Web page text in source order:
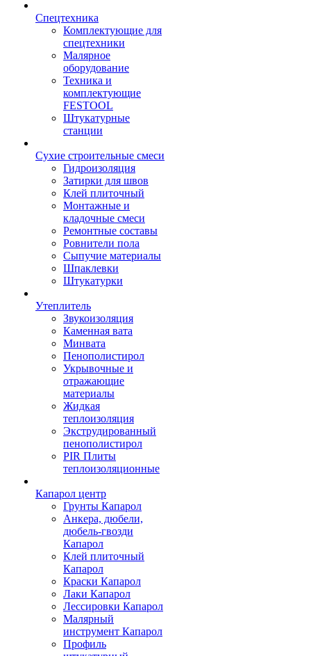
Спецтехника
Комплектующие для
спецтехники
Малярное
оборудование
Техника и
комплектующие
FESTOOL
Штукатурные
станции
Сухие строительные смеси
Гидроизоляция
Затирки для швов
Клей плиточный
Монтажные и
кладочные смеси
Ремонтные составы
Ровнители пола
Сыпучие материалы
Шпаклевки
Штукатурки
Утеплитель
Звукоизоляция
Каменная вата
Минвата
Пенополистирол
Укрывочные и
отражающие
материалы
Жидкая
теплоизоляция
Экструдированный
пенополистирол
PIR Плиты
теплоизоляционные
Капарол центр
Грунты Капарол
Анкера, дюбели,
дюбель-гвозди
Капарол
Клей плиточный
Капарол
Краски Капарол
Лаки Капарол
Лессировки Капарол
Малярный
инструмент Капарол
Профиль